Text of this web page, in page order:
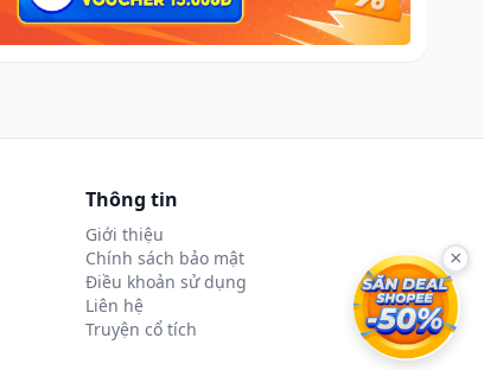
Thông tin
Giới thiệu
Chính sách bảo mật
Điều khoản sử dụng
Liên hệ
Truyện cổ tích
×